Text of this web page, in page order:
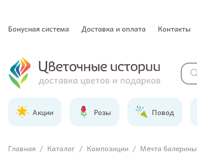
Бонусная система Доставка и оплата Контакты
Акции Розы Повод
Главная / Каталог / Композиции / Мечта балерины